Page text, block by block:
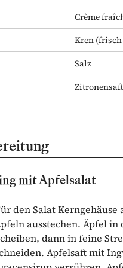
Crème
Kren (frisch
Salz
Zitronensaft
mit Apfelsalat
den Salat Kerngehäuse
ausstechen. Äpfel in
dann in feine
Apfelsaft mit